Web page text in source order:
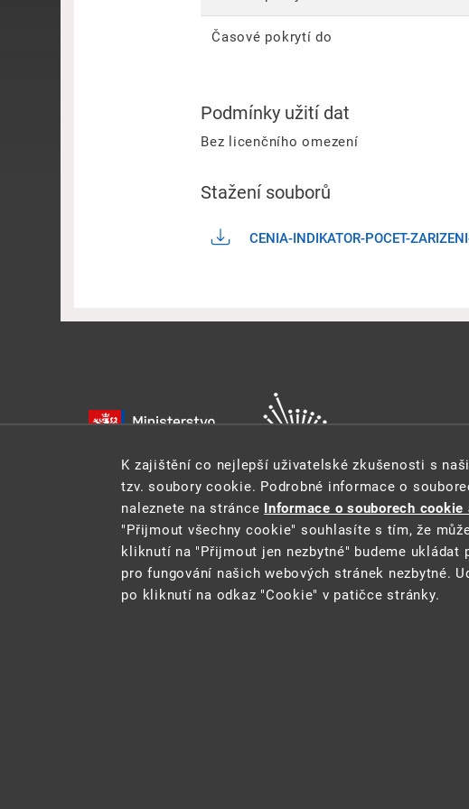
Časové pokrytí do
Podmínky užití dat
Bez licenčního omezení
Stažení souborů
CENIA-INDIKATOR-POCET-
Tento web je součástí Informačního systému pro statistiku a
2021 © CENIA aMinisterstvo životního prostředí
K zajištění co nejlepší uživatelské zkušenosti s
tzv. soubory cookie. Podrobné informace o
naleznete na stránce Informace o souborech
"Přijmout všechny cookie" souhlasíte s tím, že
kliknutí na "Přijmout jen nezbytné" budeme
pro fungování našich webových stránek nezbytné.
po kliknutí na odkaz "Cookie" v patičce stránky.